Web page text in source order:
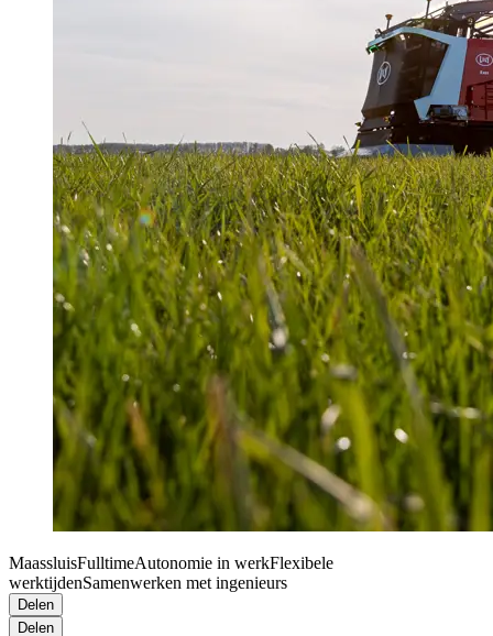
MaassluisFulltimeAutonomie in werkFlexibele
werktijdenSamenwerken met ingenieurs
Delen
Delen